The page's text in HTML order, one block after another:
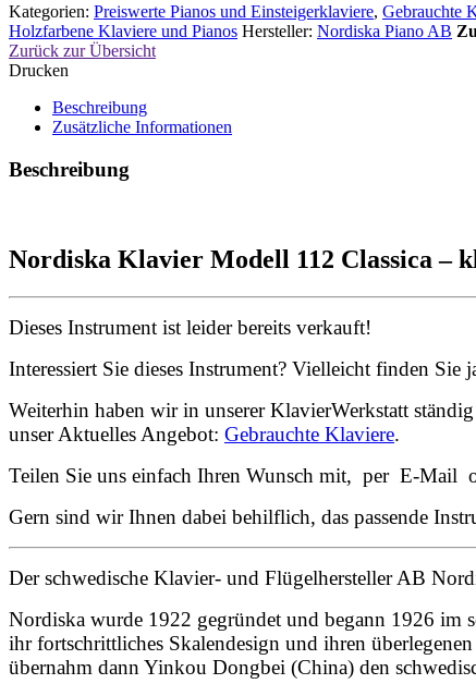
Kategorien: Preiswerte Pianos und Einsteigerklaviere, Gebrauchte
Holzfarbene Klaviere und Pianos Hersteller: Nordiska Piano AB
Zurück zur Übersicht
Drucken
Beschreibung
Zusätzliche Informationen
Beschreibung
Nordiska Klavier Modell 112 Classica –
Dieses Instrument ist leider bereits verkauft!
Interessiert Sie dieses Instrument? Vielleicht finden Sie
Weiterhin haben wir in unserer KlavierWerkstatt
unser Aktuelles Angebot: Gebrauchte Klaviere.
Teilen Sie uns einfach Ihren Wunsch mit, per E-Mail
Gern sind wir Ihnen dabei behilflich, das passende
Der schwedische Klavier- und Flügelhersteller AB
Nordiska wurde 1922 gegründet und begann 1926 im
ihr fortschrittliches Skalendesign und ihren
übernahm dann Yinkou Dongbei (China) den